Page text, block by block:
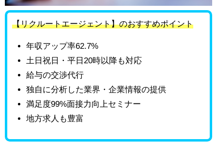
【リクルートエージェント】のおすすめポイント
年収アップ率62.7%
土日祝日・平日20時以降も対応
給与の交渉代行
独自に分析した業界・企業情報の提供
満足度99%面接力向上セミナー
地方求人も豊富